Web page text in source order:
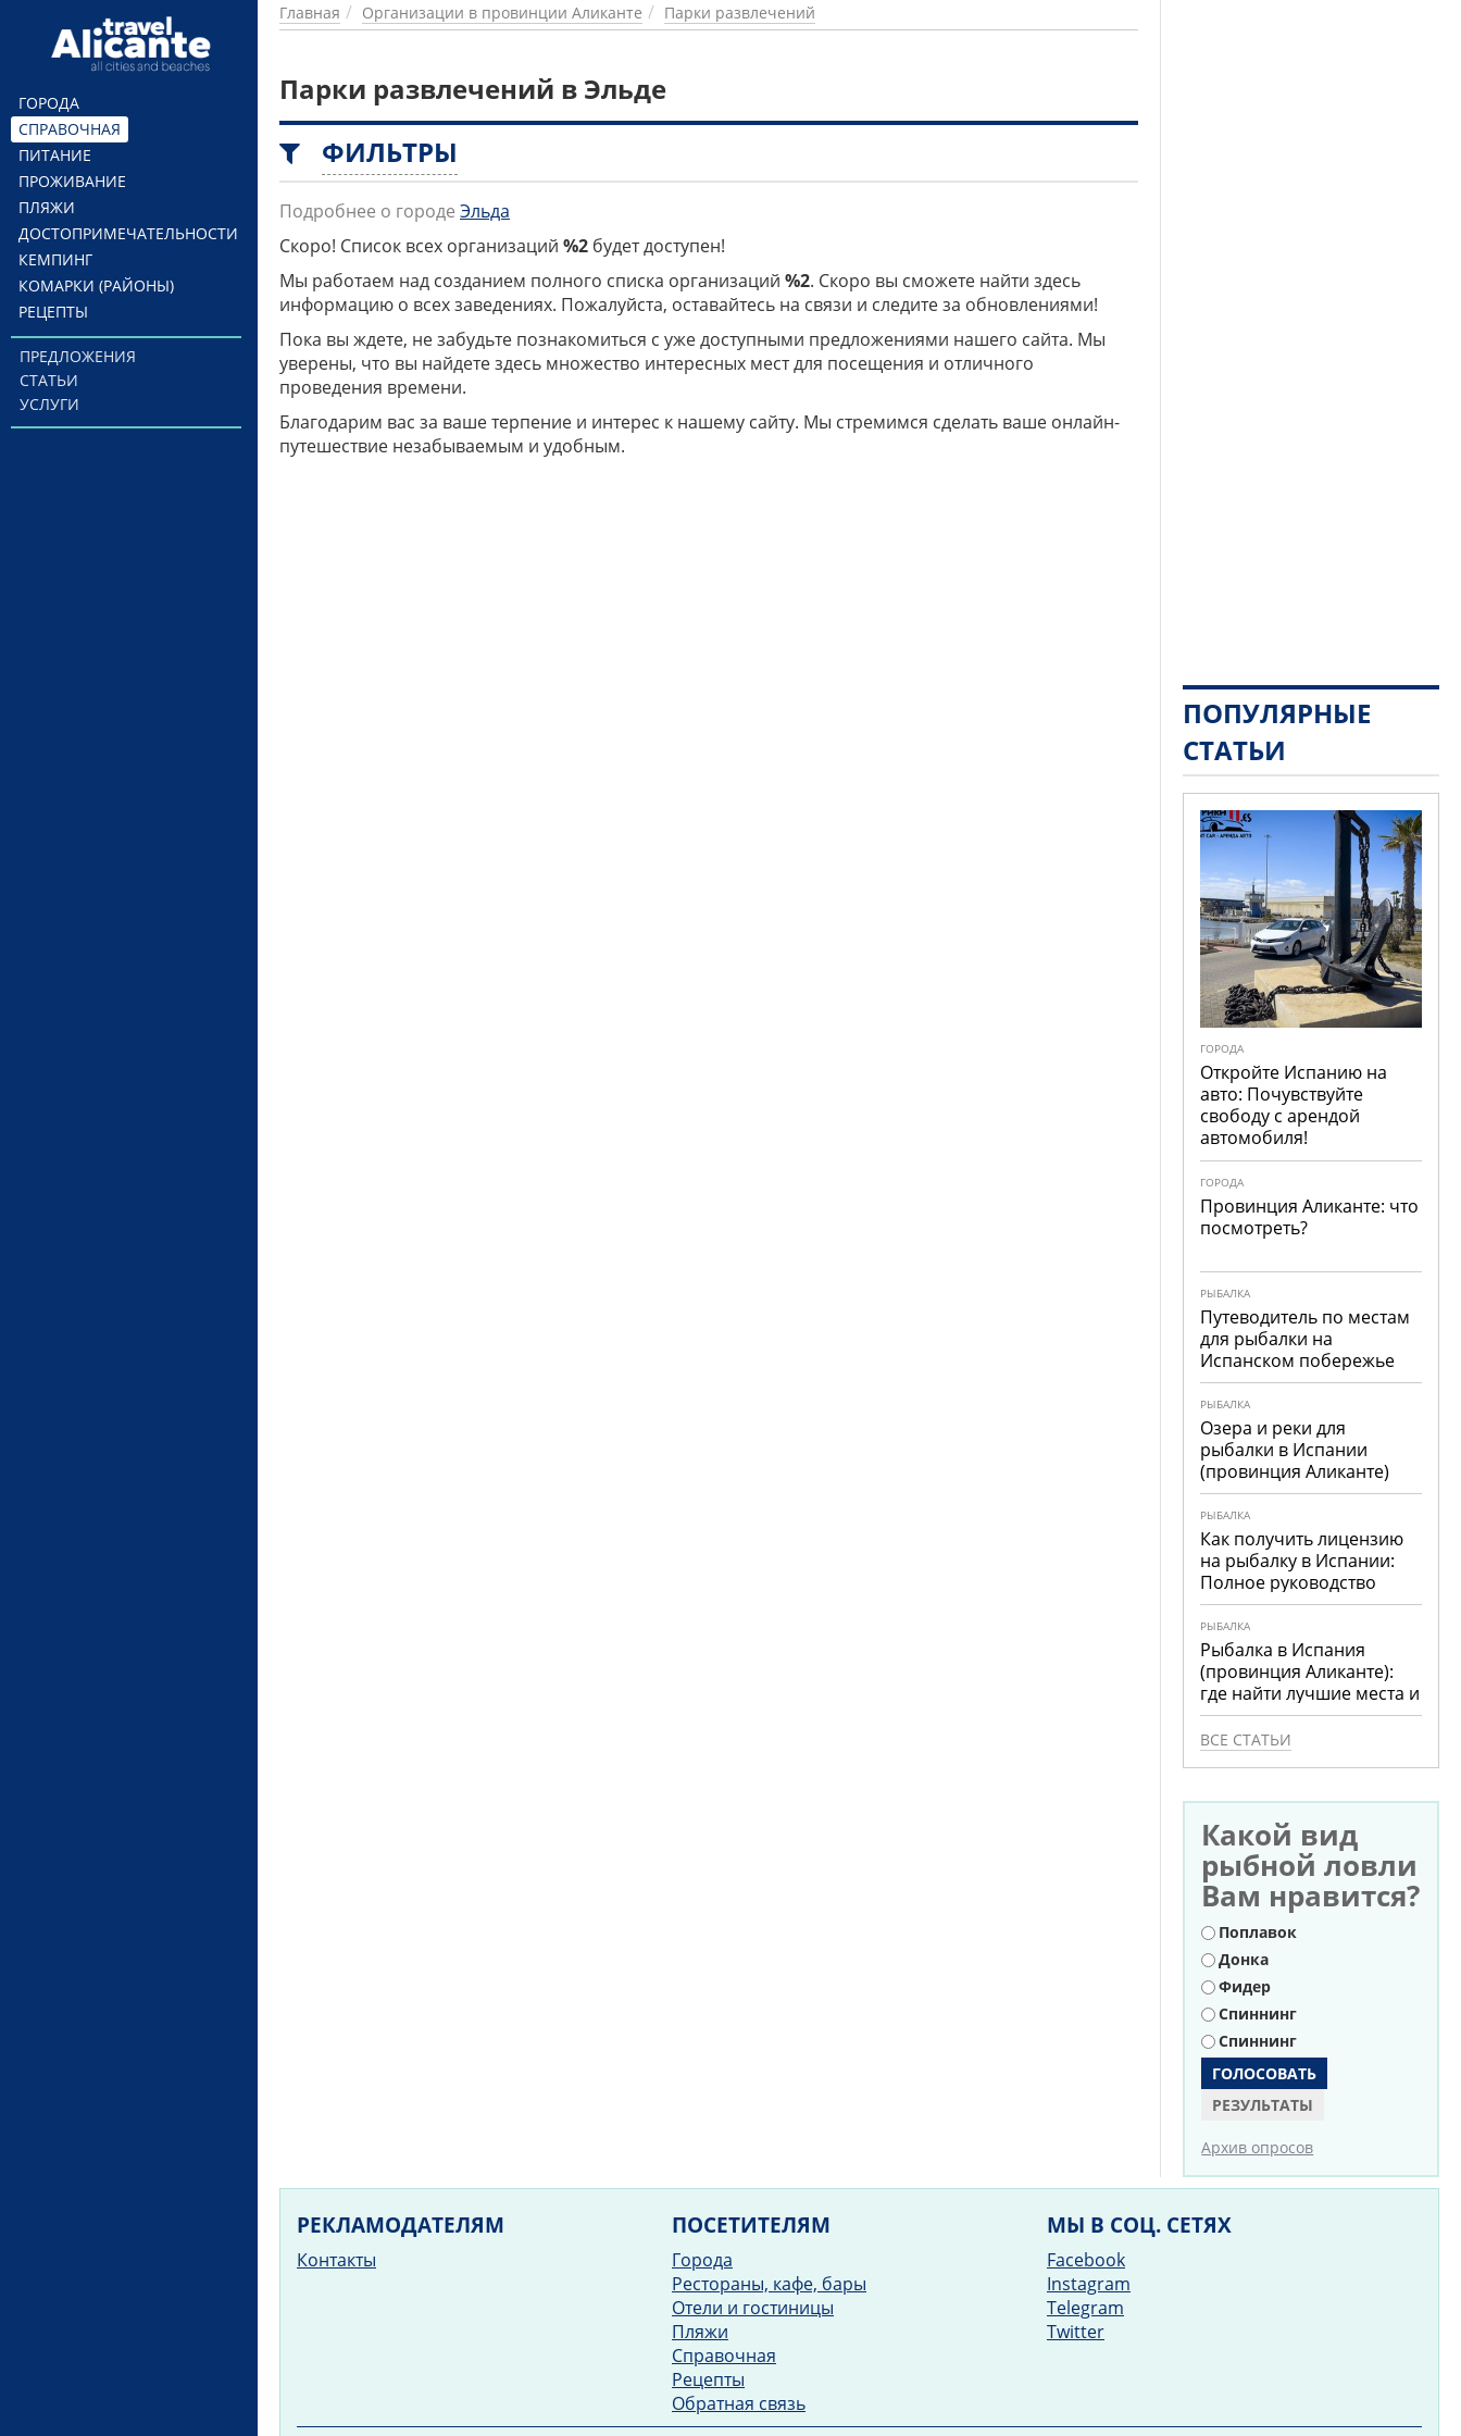
Перейти к основному содержанию
ГОРОДА
СПРАВОЧНАЯ
ПИТАНИЕ
ПРОЖИВАНИЕ
ПЛЯЖИ
ДОСТОПРИМЕЧАТЕЛЬНОСТИ
КЕМПИНГ
КОМАРКИ (РАЙОНЫ)
РЕЦЕПТЫ
ПРЕДЛОЖЕНИЯ
СТАТЬИ
УСЛУГИ
Главная Организации в провинции Аликанте Парки развлечений
Парки развлечений в Эльде
ФИЛЬТРЫ
Подробнее о городе Эльда
Скоро! Список всех организаций %2 будет доступен!
Мы работаем над созданием полного списка организаций %2. Скоро вы сможете найти здесь
информацию о всех заведениях. Пожалуйста, оставайтесь на связи и следите за обновлениями!
Пока вы ждете, не забудьте познакомиться с уже доступными предложениями нашего сайта. Мы
уверены, что вы найдете здесь множество интересных мест для посещения и отличного
проведения времени.
Благодарим вас за ваше терпение и интерес к нашему сайту. Мы стремимся сделать ваше онлайн-
путешествие незабываемым и удобным.
ПОПУЛЯРНЫЕ
СТАТЬИ
ГОРОДА
Откройте Испанию на
авто: Почувствуйте
свободу с арендой
автомобиля!
ГОРОДА
Провинция Аликанте: что
посмотреть?
РЫБАЛКА
Путеводитель по местам
для рыбалки на
Испанском побережье
РЫБАЛКА
Озера и реки для
рыбалки в Испании
(провинция Аликанте)
РЫБАЛКА
Как получить лицензию
на рыбалку в Испании:
Полное руководство
РЫБАЛКА
Рыбалка в Испания
(провинция Аликанте):
где найти лучшие места и
что ловить
ВСЕ СТАТЬИ
Какой вид
рыбной ловли
Вам нравится?
Варианты
Поплавок
Донка
Фидер
Спиннинг
Спиннинг
РЕЗУЛЬТАТЫ
Архив опросов
РЕКЛАМОДАТЕЛЯМ
Контакты
ПОСЕТИТЕЛЯМ
Города
Рестораны, кафе, бары
Отели и гостиницы
Пляжи
Справочная
Рецепты
Обратная связь
МЫ В СОЦ. СЕТЯХ
Facebook
Instagram
Telegram
Twitter